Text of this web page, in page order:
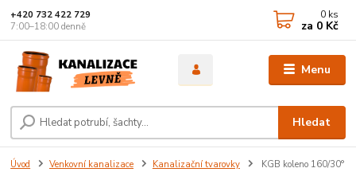
Menu
Hledat
+420 732 422 729
7:00–18:00 denně
0 ks
za 0 Kč
Úvod Venkovní kanalizace Kanalizační tvarovky KGB koleno 160/30°